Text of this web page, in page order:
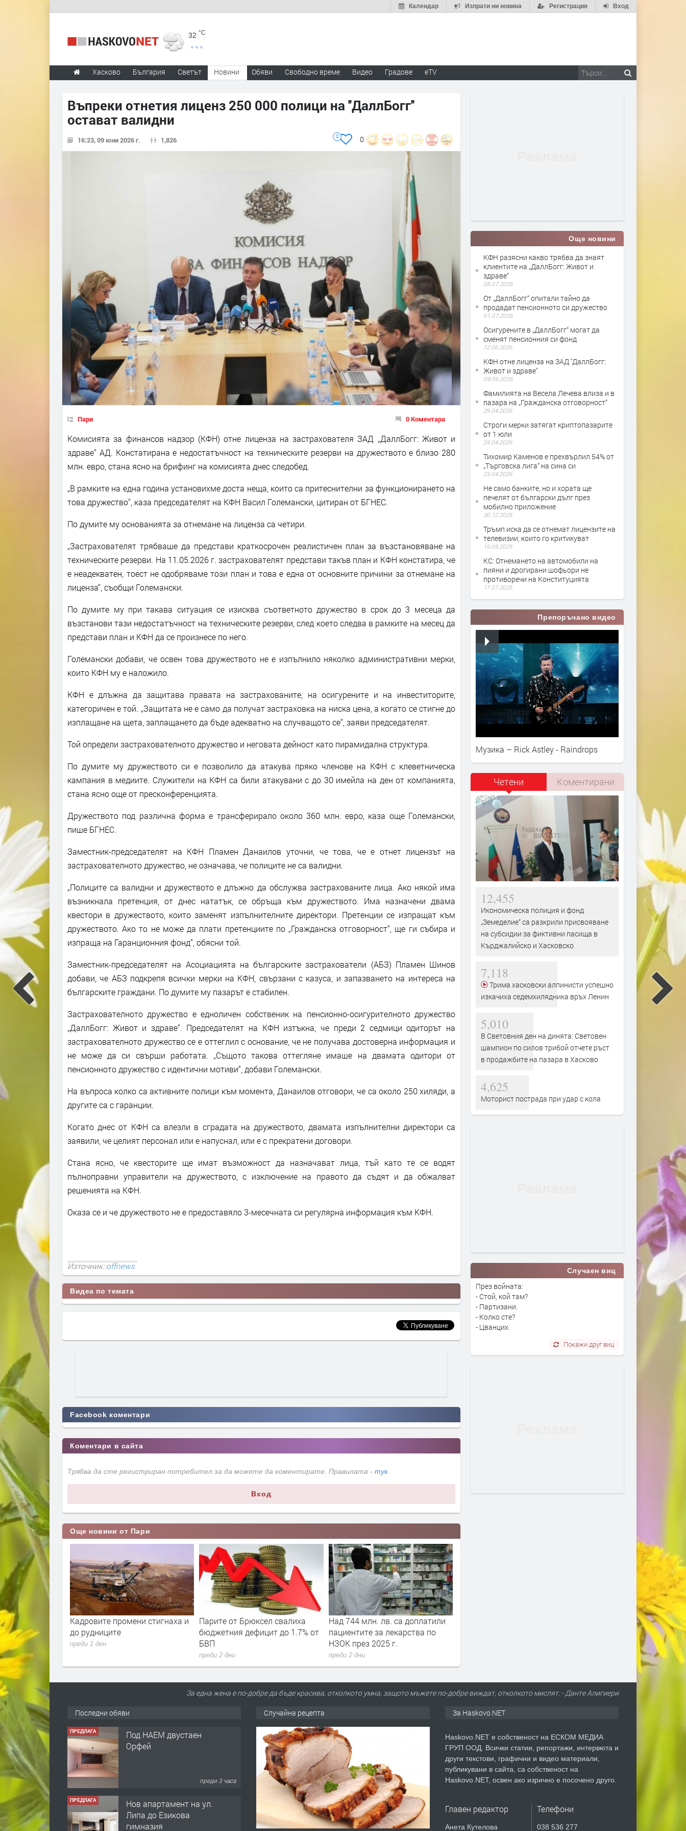
Вход
Регистрация
Изпрати ни новина
Календар
32 °C
Хасково България Светът Новини Обяви Свободно време Видео Градове eTV
Въпреки отнетия лиценз 250 000 полици на ''ДаллБогг''
остават валидни
16:23, 09 юни 2026 г. 1,826 0
0
Пари 0 Коментара
Комисията за финансов надзор (КФН) отне лиценза на застрахователя ЗАД „ДаллБогг: Живот и
здраве“ АД. Констатирана е недостатъчност на техническите резерви на дружеството е близо 280
млн. евро, стана ясно на брифинг на комисията днес следобед.
„В рамките на една година установихме доста неща, които са притеснителни за функционирането на
това дружество“, каза председателят на КФН Васил Големански, цитиран от БГНЕС.
По думите му основанията за отнемане на лиценза са четири.
„Застрахователят трябваше да представи краткосрочен реалистичен план за възстановяване на
техническите резерви. На 11.05.2026 г. застрахователят представи такъв план и КФН констатира, че
е неадекватен, тоест не одобряваме този план и това е една от основните причини за отнемане на
лиценза“, съобщи Големански.
По думите му при такава ситуация се изисква съответното дружество в срок до 3 месеца да
възстанови тази недостатъчност на техническите резерви, след което следва в рамките на месец да
представи план и КФН да се произнесе по него.
Големански добави, че освен това дружеството не е изпълнило няколко административни мерки,
които КФН му е наложило.
КФН е длъжна да защитава правата на застрахованите, на осигурените и на инвеститорите,
категоричен е той. „Защитата не е само да получат застраховка на ниска цена, а когато се стигне до
изплащане на щета, заплащането да бъде адекватно на случващото се“, заяви председателят.
Той определи застрахователното дружество и неговата дейност като пирамидална структура.
По думите му дружеството си е позволило да атакува пряко членове на КФН с клеветническа
кампания в медиите. Служители на КФН са били атакувани с до 30 имейла на ден от компанията,
стана ясно още от пресконференцията.
Дружеството под различна форма е трансферирало около 360 млн. евро, каза още Големански,
пише БГНЕС.
Заместник-председателят на КФН Пламен Данаилов уточни, че това, че е отнет лицензът на
застрахователното дружество, не означава, че полиците не са валидни.
„Полиците са валидни и дружеството е длъжно да обслужва застрахованите лица. Ако някой има
възникнала претенция, от днес нататък, се обръща към дружеството. Има назначени двама
квестори в дружеството, които заменят изпълнителните директори. Претенции се изпращат към
дружеството. Ако то не може да плати претенциите по „Гражданска отговорност“, ще ги събира и
изпраща на Гаранционния фонд“, обясни той.
Заместник-председателят на Асоциацията на българските застрахователи (АБЗ) Пламен Шинов
добави, че АБЗ подкрепя всички мерки на КФН, свързани с казуса, и запазването на интереса на
българските граждани. По думите му пазарът е стабилен.
Застрахователното дружество е едноличен собственик на пенсионно-осигурителното дружество
„ДаллБогг: Живот и здраве“. Председателят на КФН изтъкна, че преди 2 седмици одиторът на
застрахователното дружество се е оттеглил с основание, че не получава достоверна информация и
не може да си свърши работата. „Същото такова оттегляне имаше на двамата одитори от
пенсионното дружество с идентични мотиви“, добави Големански.
На въпроса колко са активните полици към момента, Данаилов отговори, че са около 250 хиляди, а
другите са с гаранции.
Когато днес от КФН са влезли в сградата на дружеството, двамата изпълнителни директори са
заявили, че целият персонал или е напуснал, или е с прекратени договори.
Стана ясно, че квесторите ще имат възможност да назначават лица, тъй като те се водят
пълноправни управители на дружеството, с изключение на правото да съдят и да обжалват
решенията на КФН.
Оказа се и че дружеството не е предоставяло 3-месечната си регулярна информация към КФН.
Източник:offnews
Видеа по темата
Facebook коментари
Коментари в сайта
Трябва да сте регистриран потребител за да можете да коментирате. Правилата - тук.
Вход
Още новини от Пари
е скочила с
И
Кадровите промени стигнаха и
до рудниците
преди 1 ден
Парите от Брюксел свалиха
бюджетния дефицит до 1.7% от
БВП
преди 2 дни
Над 744 млн. лв. са доплатили
пациентите за лекарства по
НЗОК през 2025 г.
преди 2 дни
Дигитално евро:
е вече в нашия смартфон
Още новини
КФН разясни какво трябва да знаят
клиентите на „ДаллБогг: Живот и
здраве“
08.07.2026
От „ДаллБогг“ опитали тайно да
продадат пенсионното си дружество
01.07.2026
Осигурените в „ДаллБогг“ могат да
сменят пенсионния си фонд
12.06.2026
КФН отне лиценза на ЗАД ''ДаллБогг:
Живот и здраве''
09.06.2026
Фамилията на Весела Лечева влиза и в
пазара на „Гражданска отговорност“
29.04.2026
Строги мерки затягат криптопазарите
от 1 юли
24.04.2026
Тихомир Каменов е прехвърлил 54% от
„Търговска лига“ на сина си
23.04.2026
Не само банките, но и хората ще
печелят от български дълг през
мобилно приложение
30.12.2025
Тръмп иска да се отнемат лицензите на
телевизии, които го критикуват
19.09.2025
КС: Отнемането на автомобили на
пияни и дрогирани шофьори не
противоречи на Конституцията
17.07.2025
Препоръчано видео
Музика – Rick Astley - Raindrops
Четени Коментирани
12,455
Икономическа полиция и фонд
„Земеделие“ са разкрили присвояване
на субсидии за фиктивни пасища в
Кърджалийско и Хасковско
7,118
Трима хасковски алпинисти успешно
изкачиха седемхилядника връх Ленин
5,010
В Световния ден на динята: Световен
шампион по силов трибой отчете ръст
в продажбите на пазара в Хасково
4,625
Моторист пострада при удар с кола
Случаен виц
През войната:
- Стой, кой там?
- Партизани.
- Колко сте?
- Цванцих.
Покажи друг виц
За една жена е по-добре да бъде красива, отколкото умна, защото мъжете по-добре виждат, отколкото мислят. - Данте Алигиери
Последни обяви
ПРЕДЛАГА
Под НАЕМ двустаен
Орфей
преди 3 часа
ПРЕДЛАГА
Нов апартамент на ул.
Липа до Езикова
гимназия
Случайна рецепта За Haskovo.NET
Haskovo.NET е собственост на ЕСКОМ МЕДИА
ГРУП ООД. Всички статии, репортажи, интервюта и
други текстови, графични и видео материали,
публикувани в сайта, са собственост на
Haskovo.NET, освен ако изрично е посочено друго.
Главен редактор
Анета Кутелова
Телефони
038 536 277